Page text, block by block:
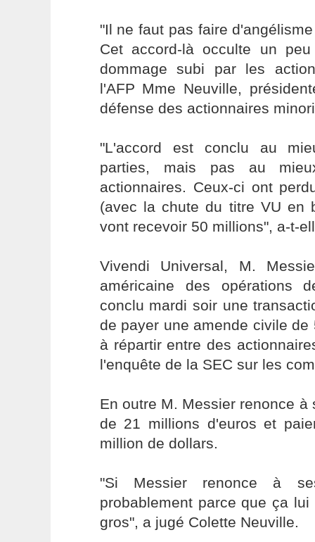
"Il ne faut pas faire
Cet accord-là occulte un
dommage subi par les
l'AFP Mme Neuville,
défense des actionnaires
"L'accord est conclu au
parties, mais pas au
actionnaires. Ceux-ci ont
(avec la chute du titre VU en
vont recevoir 50 millions", a-t-
Vivendi Universal, M.
américaine des opérations
conclu mardi soir une
de payer une amende civile
à répartir entre des
l'enquête de la SEC sur les
En outre M. Messier renonce à
de 21 millions d'euros et
million de dollars.
"Si Messier renonce à
probablement parce que ça
gros", a jugé Colette Neuville.